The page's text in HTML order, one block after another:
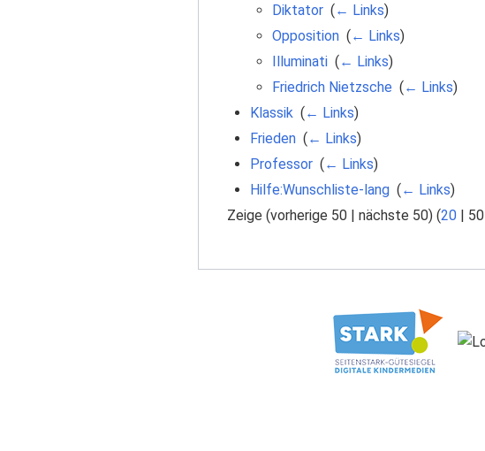
Diktator ‎(← Links)
Opposition ‎(← Links)
Illuminati ‎(← Links)
Friedrich Nietzsche ‎(← Links)
Klassik (← Links)
Frieden‎ (← Links)
Professor‎ (← Links)
Hilfe:Wunschliste-lang‎ (← Links)
Zeige (vorherige 50 | nächste 50) (20 | 50